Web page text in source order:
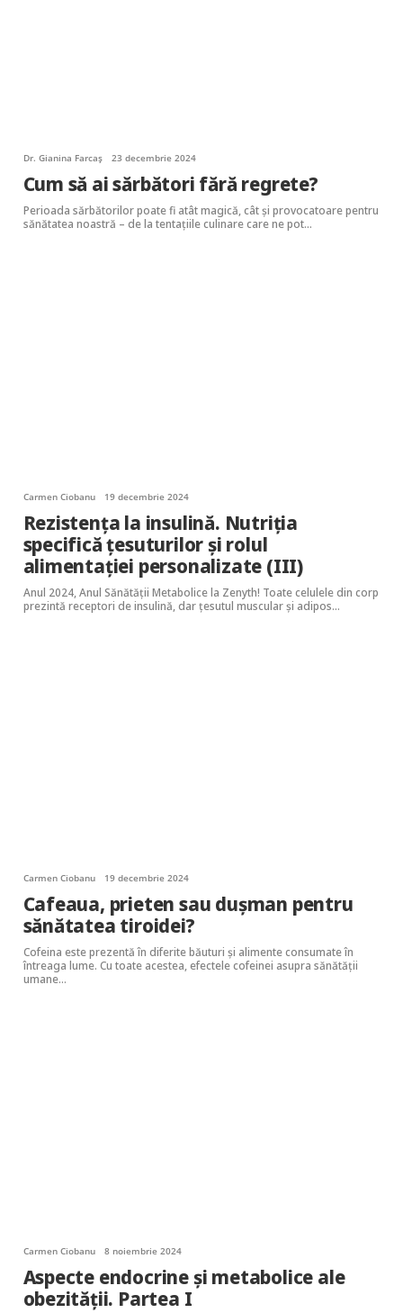
Dr. Gianina Farcaș 23 decembrie 2024
Cum să ai sărbători fără regrete?
Perioada sărbătorilor poate fi atât magică, cât și provocatoare pentru
sănătatea noastră – de la tentațiile culinare care ne pot…
Carmen Ciobanu 19 decembrie 2024
Rezistența la insulină. Nutriția
specifică țesuturilor și rolul
alimentației personalizate (III)
Anul 2024, Anul Sănătății Metabolice la Zenyth! Toate celulele din corp
prezintă receptori de insulină, dar țesutul muscular și adipos…
Carmen Ciobanu 19 decembrie 2024
Cafeaua, prieten sau dușman pentru
sănătatea tiroidei?
Cofeina este prezentă în diferite băuturi și alimente consumate în
întreaga lume. Cu toate acestea, efectele cofeinei asupra sănătății
umane…
Carmen Ciobanu 8 noiembrie 2024
Aspecte endocrine și metabolice ale
obezității. Partea I